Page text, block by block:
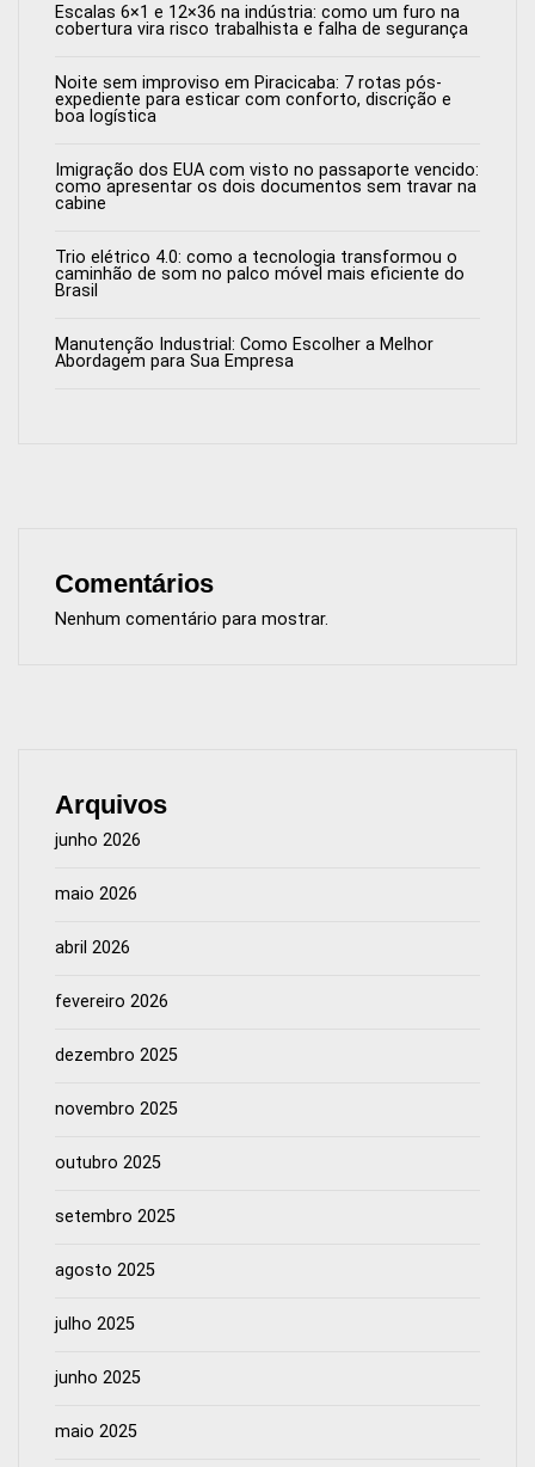
Escalas 6×1 e 12×36 na indústria: como um furo na
cobertura vira risco trabalhista e falha de segurança
Noite sem improviso em Piracicaba: 7 rotas pós-
expediente para esticar com conforto, discrição e
boa logística
Imigração dos EUA com visto no passaporte vencido:
como apresentar os dois documentos sem travar na
cabine
Trio elétrico 4.0: como a tecnologia transformou o
caminhão de som no palco móvel mais eficiente do
Brasil
Manutenção Industrial: Como Escolher a Melhor
Abordagem para Sua Empresa
Comentários
Nenhum comentário para mostrar.
Arquivos
junho 2026
maio 2026
abril 2026
fevereiro 2026
dezembro 2025
novembro 2025
outubro 2025
setembro 2025
agosto 2025
julho 2025
junho 2025
maio 2025